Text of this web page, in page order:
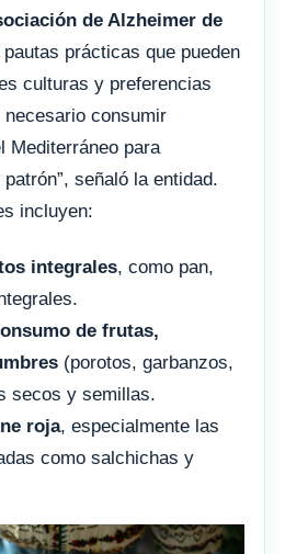
de Alzheimer de
prácticas que pueden
culturas y preferencias
necesario consumir
Mediterráneo para
señaló la entidad.
incluyen:
integrales, como pan,
de frutas,
(porotos, garbanzos,
secos y semillas.
roja, especialmente las
como salchichas y